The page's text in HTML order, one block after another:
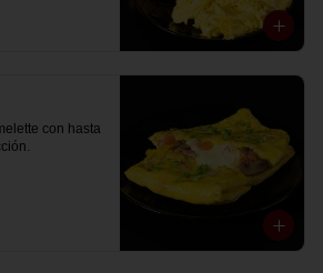
con hasta